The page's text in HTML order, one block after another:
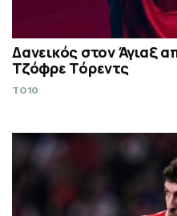
Δανεικός στον Άγιαξ
Τζόφρε Τόρεντς
TO10